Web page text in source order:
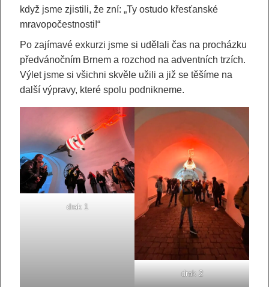
když jsme zjistili, že zní: „Ty ostudo křesťanské
mravopočestnosti!“
Po zajímavé exkurzi jsme si udělali čas na procházku
předvánočním Brnem a rozchod na adventních trzích.
Výlet jsme si všichni skvěle užili a již se těšíme na
další výpravy, které spolu podnikneme.
drak 1
drak 2